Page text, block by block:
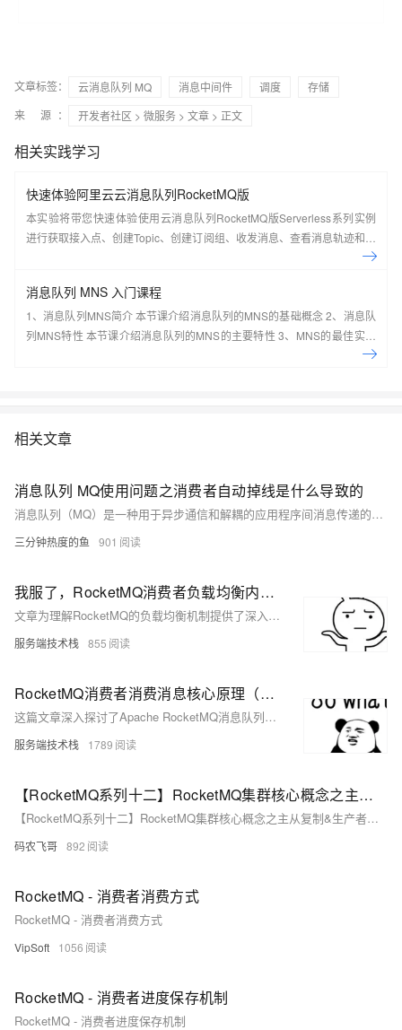
文章标签： 云消息队列 MQ 消息中间件 调度
存储
来 源：
开发者社区 > 微服务 > 文章 > 正文
相关实践学习
快速体验阿里云云消息队列RocketMQ版
本实验将带您快速体验使用云消息队列RocketMQ版Serverless系列实例
进行获取接入点、创建Topic、创建订阅组、收发消息、查看消息轨迹和仪
消息队列 MNS 入门课程
1、消息队列MNS简介 本节课介绍消息队列的MNS的基础概念 2、消息队
列MNS特性 本节课介绍消息队列的MNS的主要特性 3、MNS的最佳实践
相关文章
消息队列 MQ使用问题之消费者自动掉线是什么导致的
消息队列（MQ）是一种用于异步通信和解耦的应用程序间消息传递的服务，广泛应用于分布式系统中。针对不同的MQ产品，如阿里云的RocketMQ、RabbitMQ等，它们在实现上述场景时可能会有不同的特性和优势，比如RocketMQ强调高吞吐量、低延迟和高可用性，适合大规模分布式系统；而RabbitMQ则以其灵活的路由规则和丰富的协议支持受到青睐。下面是一些常见的消息队列MQ产品的使用场景合集，这些场景涵盖了多种行业和业务需求。
三分钟热度的鱼 901
我服了，RocketMQ消费者负载均衡内核是这样设计的
文章为理解RocketMQ的负载均衡机制提供了深入的技术洞察，并对如何在实际应用中扩展和定制负载均衡策略提供了有价值的见解。
服务端技术栈 855
RocketMQ消费者消费消息核心原理（含长轮询机制）
这篇文章深入探讨了Apache RocketMQ消息队列中消费者消费消息的核心原理，特别是长轮询机制。文章从消费者和Broker的交互流程出发，详细分析了Push和Pull两种消费模式的内部实现，以及它们是如何通过长轮询机制来优化消息消费的效率。文章还对RocketMQ的消费者启动流程、消息拉取请求的发起、Broker端处理消息拉取请求的流程进行了深入的源码分析，并总结了RocketMQ在设计上的优点，如单一职责化和线程池的使用等。
服务端技术栈 1789
【RocketMQ系列十二】RocketMQ集群核心概念之主从复制&生产者负载均衡策略&消费者负载均衡策略
【RocketMQ系列十二】RocketMQ集群核心概念之主从复制&生产者负载均衡策略&消费者负载均衡策略
码农飞哥 892
RocketMQ - 消费者消费方式
RocketMQ - 消费者消费方式
VipSoft 1056
RocketMQ - 消费者进度保存机制
RocketMQ - 消费者进度保存机制